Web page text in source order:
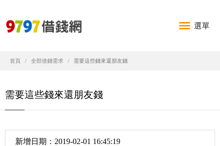
選單
首頁 全部借錢需求 需要這些錢來還朋友錢
需要這些錢來還朋友錢
新增日期：2019-02-01 16:45:19